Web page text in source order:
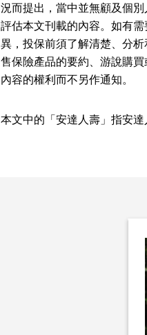
況而提出，當中並無顧及個
評估本文刊載的內容。如有
異，投保前須了解清楚、分
售保險產品的要約、游說購
內容的權利而不另作通知。
本文中的「安達人壽」指安達